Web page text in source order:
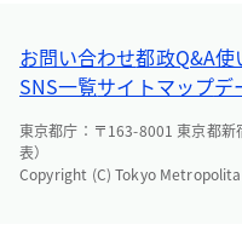
お問い合わせ都政Q&A使
SNS一覧サイトマップデ
東京都庁：〒163-8001 東京都
表）
Copyright (C) Tokyo